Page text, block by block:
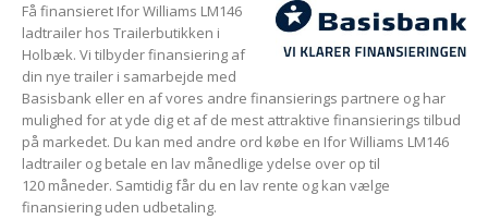
Få finansieret Ifor Williams LM146
ladtrailer hos Trailerbutikken i
Holbæk. Vi tilbyder finansiering af
din nye trailer i samarbejde med
Basisbank eller en af vores andre finansierings partnere og har
mulighed for at yde dig et af de mest attraktive finansierings tilbud
på markedet. Du kan med andre ord købe en Ifor Williams LM146
ladtrailer og betale en lav månedlige ydelse over op til
120 måneder. Samtidig får du en lav rente og kan vælge
finansiering uden udbetaling.